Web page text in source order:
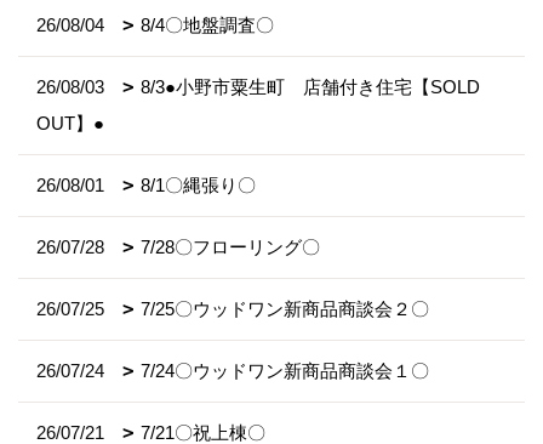
26/08/04 8/4〇地盤調査〇
26/08/03
8/3●小野市粟生町 店舗付き住宅【SOLD
OUT】●
26/08/01 8/1〇縄張り〇
26/07/28 7/28〇フローリング〇
26/07/25 7/25〇ウッドワン新商品商談会２〇
26/07/24 7/24〇ウッドワン新商品商談会１〇
26/07/21 7/21〇祝上棟〇